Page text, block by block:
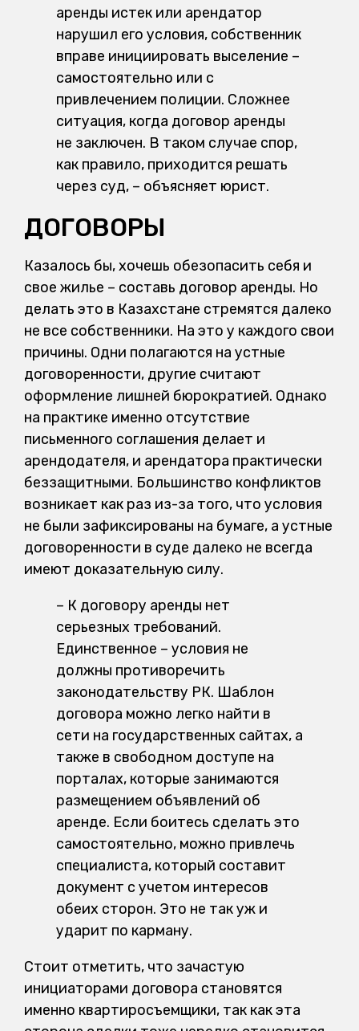
аренды истек или арендатор
нарушил его условия, собственник
вправе инициировать выселение –
самостоятельно или с
привлечением полиции. Сложнее
ситуация, когда договор аренды
не заключен. В таком случае спор,
как правило, приходится решать
через суд, – объясняет юрист.
ДОГОВОРЫ
Казалось бы, хочешь обезопасить себя и
свое жилье – составь договор аренды. Но
делать это в Казахстане стремятся далеко
не все собственники. На это у каждого свои
причины. Одни полагаются на устные
договоренности, другие считают
оформление лишней бюрократией. Однако
на практике именно отсутствие
письменного соглашения делает и
арендодателя, и арендатора практически
беззащитными. Большинство конфликтов
возникает как раз из-за того, что условия
не были зафиксированы на бумаге, а устные
договоренности в суде далеко не всегда
имеют доказательную силу.
– К договору аренды нет
серьезных требований.
Единственное – условия не
должны противоречить
законодательству РК. Шаблон
договора можно легко найти в
сети на государственных сайтах, а
также в свободном доступе на
порталах, которые занимаются
размещением объявлений об
аренде. Если боитесь сделать это
самостоятельно, можно привлечь
специалиста, который составит
документ с учетом интересов
обеих сторон. Это не так уж и
ударит по карману.
Стоит отметить, что зачастую
инициаторами договора становятся
именно квартиросъемщики, так как эта